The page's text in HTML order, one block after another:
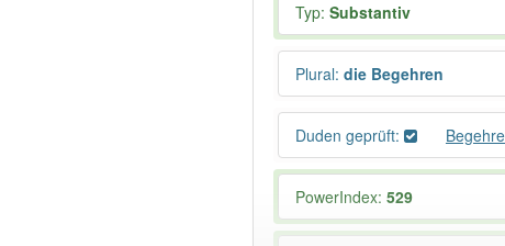
Typ: Substantiv
Plural: die Begehren
Duden geprüft:
PowerIndex: 529